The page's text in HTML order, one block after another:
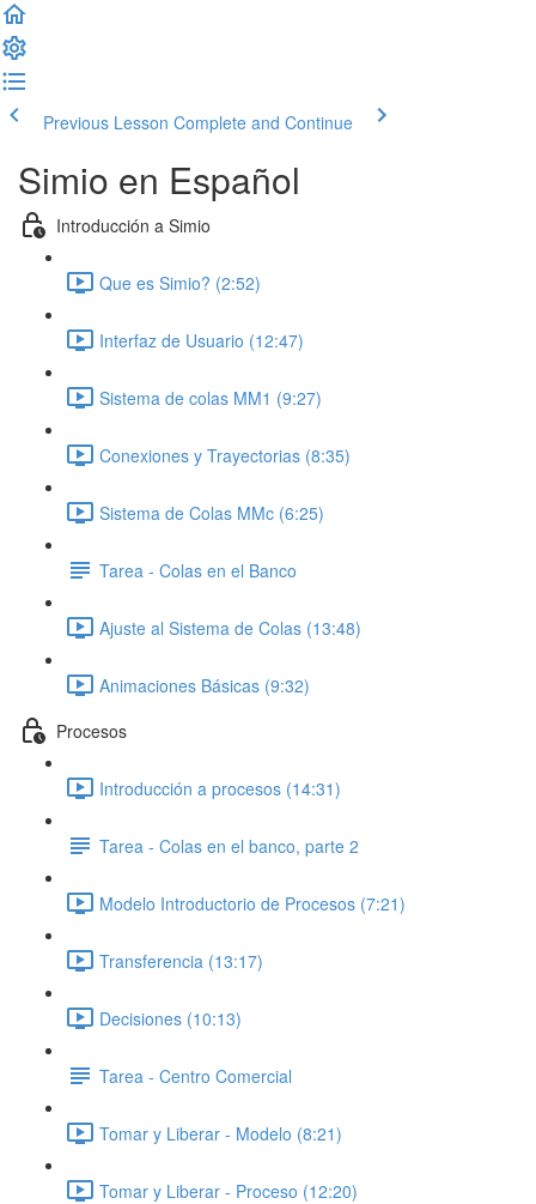
Previous Lesson Complete and Continue
Simio en Español
Introducción a Simio
Que es Simio? (2:52)
Interfaz de Usuario (12:47)
Sistema de colas MM1 (9:27)
Conexiones y Trayectorias (8:35)
Sistema de Colas MMc (6:25)
Tarea - Colas en el Banco
Ajuste al Sistema de Colas (13:48)
Animaciones Básicas (9:32)
Procesos
Introducción a procesos (14:31)
Tarea - Colas en el banco, parte 2
Modelo Introductorio de Procesos (7:21)
Transferencia (13:17)
Decisiones (10:13)
Tarea - Centro Comercial
Tomar y Liberar - Modelo (8:21)
Tomar y Liberar - Proceso (12:20)